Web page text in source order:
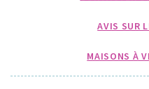
AVIS SUR
MAISONS À